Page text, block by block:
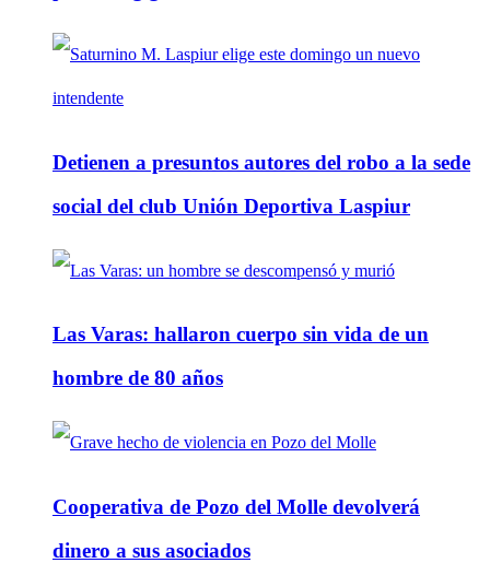
Detienen a presuntos autores del robo a la sede
social del club Unión Deportiva Laspiur
Las Varas: hallaron cuerpo sin vida de un
hombre de 80 años
Cooperativa de Pozo del Molle devolverá
dinero a sus asociados